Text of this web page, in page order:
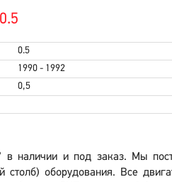
0.5
1990 - 1992
0,5
в наличии и под заказ. Мы
оборудования. Все